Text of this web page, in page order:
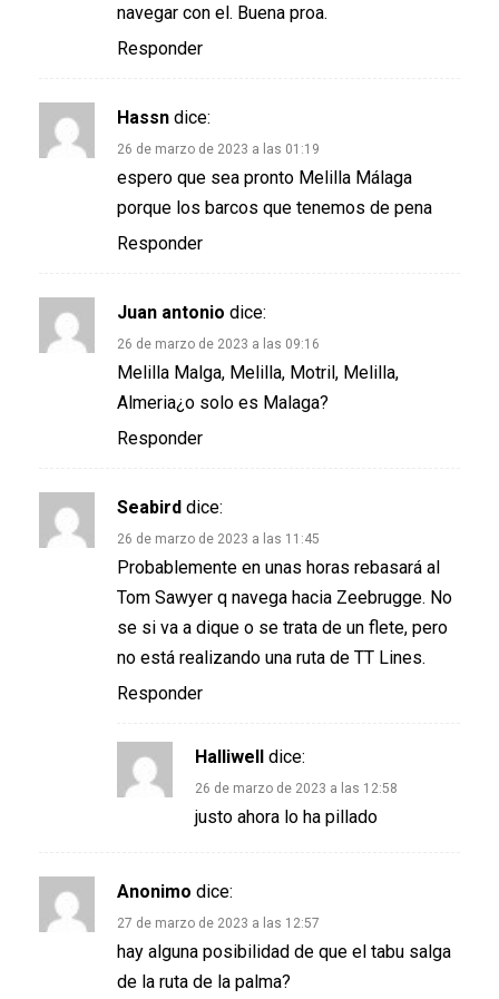
navegar con el. Buena proa.
Responder
Hassn dice:
26 de marzo de 2023 a las 01:19
espero que sea pronto Melilla Málaga
porque los barcos que tenemos de pena
Responder
Juan antonio dice:
26 de marzo de 2023 a las 09:16
Melilla Malga, Melilla, Motril, Melilla,
Almeria¿o solo es Malaga?
Responder
Seabird dice:
26 de marzo de 2023 a las 11:45
Probablemente en unas horas rebasará al
Tom Sawyer q navega hacia Zeebrugge. No
se si va a dique o se trata de un flete, pero
no está realizando una ruta de TT Lines.
Responder
Halliwell dice:
26 de marzo de 2023 a las 12:58
justo ahora lo ha pillado
Anonimo dice:
27 de marzo de 2023 a las 12:57
hay alguna posibilidad de que el tabu salga
de la ruta de la palma?